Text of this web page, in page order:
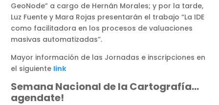
GeoNode” a cargo de Hernán Morales; y por la tarde,
Luz Fuente y Mara Rojas presentarán el trabajo “La IDE
como facilitadora en los procesos de valuaciones
masivas automatizadas”.
Mayor información de las Jornadas e inscripciones en
el siguiente link
Semana Nacional de la Cartografía…
agendate!